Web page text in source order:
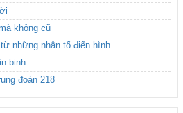
không cũ
những nhân tố điển hình
binh
đoàn 218